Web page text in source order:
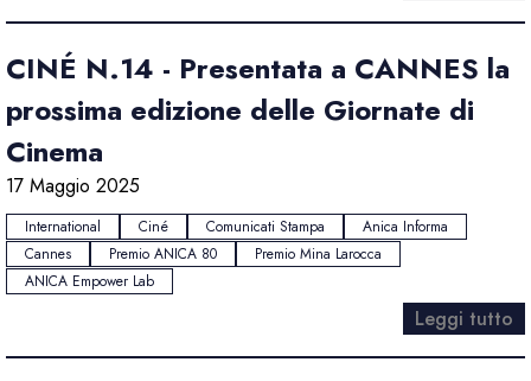
CINÉ N.14 - Presentata a CANNES la
prossima edizione delle Giornate di
Cinema
17 Maggio 2025
International Ciné Comunicati Stampa
Anica Informa
Cannes
Premio ANICA 80
Premio Mina Larocca
ANICA Empower Lab
Leggi tutto